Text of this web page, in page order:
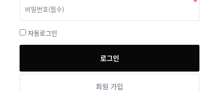
자동로그인
회원 가입